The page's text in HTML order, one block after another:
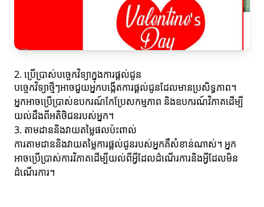
2. ប្រើប្រាស់បច្ចេកវិទ្យាក្នុងការផ្តល់ជូន
បច្ចេកវិទ្យាថ្មីៗអាចជួយអ្នកបង្កើតការផ្តល់ជូនដែលមានប្រសិទ្ធភាព។
អ្នកអាចប្រើប្រាស់ឧបករណ៍កែប្រែសកម្មភាព និងឧបករណ៍វិភាគដើម្បី
យល់ដឹងពីអតិថិជនរបស់អ្នក។
3. តាមដាននិងវាយតម្លៃផលប៉ះពាល់
ការតាមដាននិងវាយតម្លៃការផ្តល់ជូនរបស់អ្នកគឺសំខាន់ណាស់។ អ្នក
អាចប្រើប្រាស់ការវិភាគដើម្បីយល់ពីអ្វីដែលដំណើរការនិងអ្វីដែលមិន
ដំណើរការ។